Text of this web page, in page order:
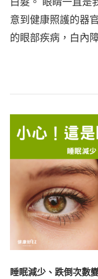
意到健康照護的器
的眼部疾病，白內
睡眠減少、跌倒次數